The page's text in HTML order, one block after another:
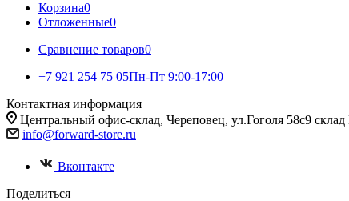
Корзина0
Отложенные0
Сравнение товаров0
+7 921 254 75 05Пн-Пт 9:00-17:00
Контактная информация
Центральный офис-склад, Череповец, ул.Гоголя 58с9
info@forward-store.ru
Вконтакте
Поделиться